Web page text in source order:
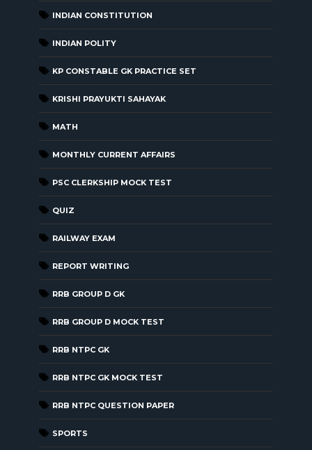
INDIAN CONSTITUTION
INDIAN POLITY
KP CONSTABLE GK PRACTICE SET
KRISHI PRAYUKTI SAHAYAK
MATH
MONTHLY CURRENT AFFAIRS
PSC CLERKSHIP MOCK TEST
QUIZ
RAILWAY EXAM
REPORT WRITING
RRB GROUP D GK
RRB GROUP D MOCK TEST
RRB NTPC GK
RRB NTPC GK MOCK TEST
RRB NTPC QUESTION PAPER
SPORTS